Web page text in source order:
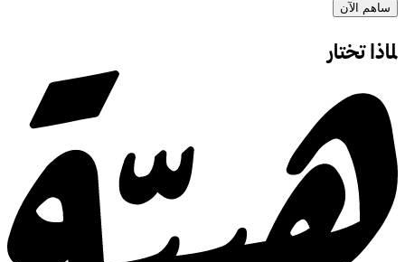
ساهم الآن
لماذا تختار